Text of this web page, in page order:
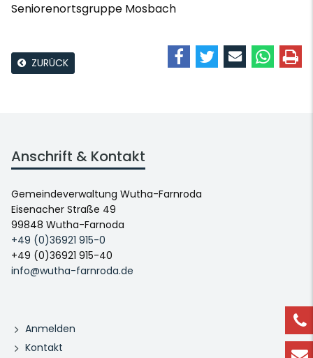
Seniorenortsgruppe Mosbach
ZURÜCK
Anschrift & Kontakt
Gemeindeverwaltung Wutha-Farnroda
Eisenacher Straße 49
99848 Wutha-Farnoda
+49 (0)36921 915-0
+49 (0)36921 915-40
info@wutha-farnroda.de
Anmelden
Kontakt